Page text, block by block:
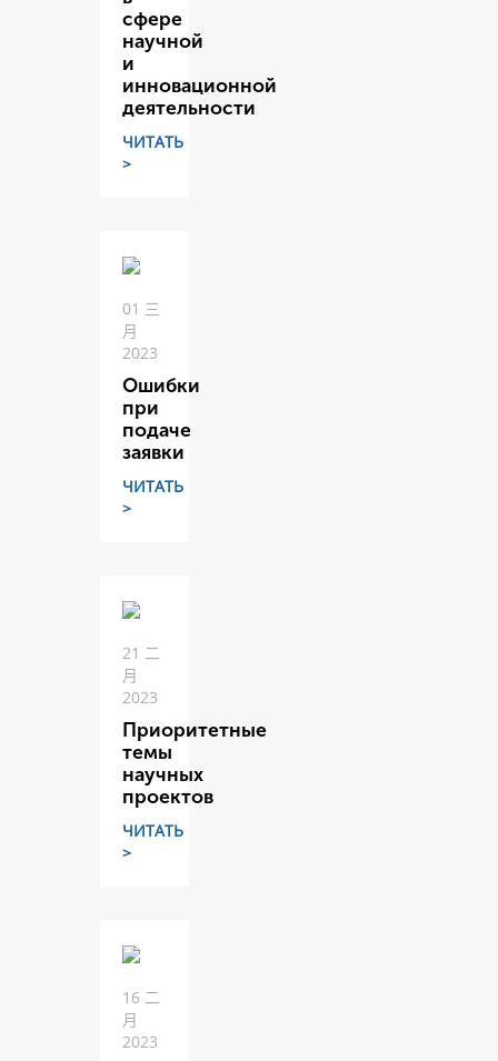
сфере
научной
и
инновационной
деятельности
ЧИТАТЬ
>
01 三
月
2023
Ошибки
при
подаче
заявки
ЧИТАТЬ
>
21 二
月
2023
Приоритетные
темы
научных
проектов
ЧИТАТЬ
>
16 二
月
2023